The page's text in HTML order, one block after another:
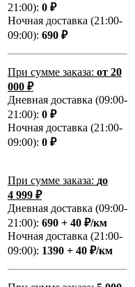
21:00): 0 ₽
Ночная доставка (21:00-
09:00): 690 ₽
При сумме заказа: от 20
000 ₽
Дневная доставка (09:00-
21:00): 0 ₽
Ночная доставка (21:00-
09:00): 0 ₽
При сумме заказа: до
4 999 ₽
Дневная доставка (09:00-
21:00): 690 + 40 ₽/км
Ночная доставка (21:00-
09:00): 1390 + 40 ₽/км